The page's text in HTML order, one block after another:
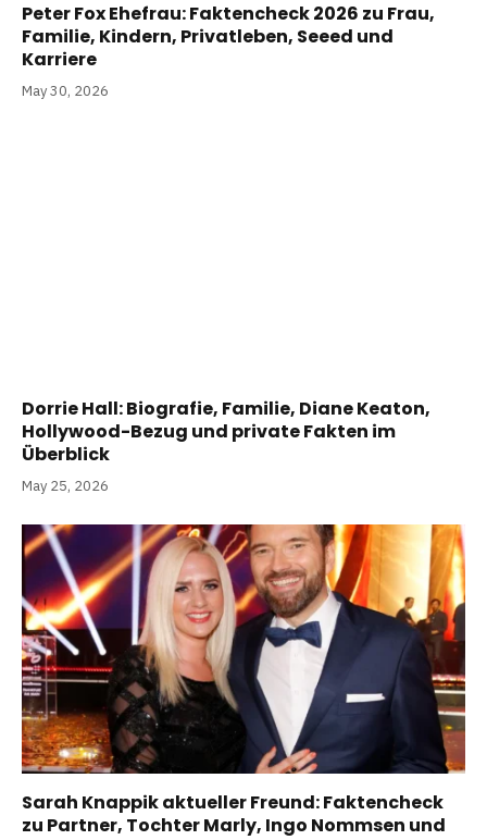
Peter Fox Ehefrau: Faktencheck 2026 zu Frau,
Familie, Kindern, Privatleben, Seeed und
Karriere
May 30, 2026
Dorrie Hall: Biografie, Familie, Diane Keaton,
Hollywood-Bezug und private Fakten im
Überblick
May 25, 2026
Sarah Knappik aktueller Freund: Faktencheck
zu Partner, Tochter Marly, Ingo Nommsen und